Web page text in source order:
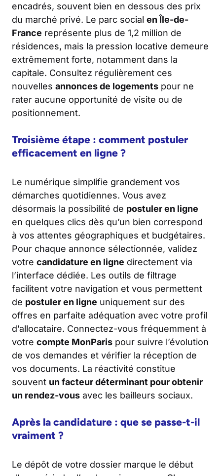
encadrés, souvent bien en dessous des prix
du marché privé. Le parc social en Île-de-
France représente plus de 1,2 million de
résidences, mais la pression locative demeure
extrêmement forte, notamment dans la
capitale. Consultez régulièrement ces
nouvelles annonces de logements pour ne
rater aucune opportunité de visite ou de
positionnement.
Troisième étape : comment postuler
efficacement en ligne ?
Le numérique simplifie grandement vos
démarches quotidiennes. Vous avez
désormais la possibilité de postuler en ligne
en quelques clics dès qu’un bien correspond
à vos attentes géographiques et budgétaires.
Pour chaque annonce sélectionnée, validez
votre candidature en ligne directement via
l’interface dédiée. Les outils de filtrage
facilitent votre navigation et vous permettent
de postuler en ligne uniquement sur des
offres en parfaite adéquation avec votre profil
d’allocataire. Connectez-vous fréquemment à
votre compte MonParis pour suivre l’évolution
de vos demandes et vérifier la réception de
vos documents. La réactivité constitue
souvent un facteur déterminant pour obtenir
un rendez-vous avec les bailleurs sociaux.
Après la candidature : que se passe-t-il
vraiment ?
Le dépôt de votre dossier marque le début